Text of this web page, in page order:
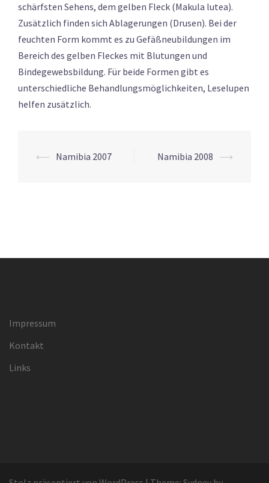
schärfsten Sehens, dem gelben Fleck (Makula lutea).
Zusätzlich finden sich Ablagerungen (Drusen). Bei der
feuchten Form kommt es zu Gefäßneubildungen im
Bereich des gelben Fleckes mit Blutungen und
Bindegewebsbildung. Für beide Formen gibt es
unterschiedliche Behandlungsmöglichkeiten, Leselupen
helfen zusätzlich.
Beitrags-
⟵ Namibia 2007 Namibia 2008 ⟶
Impressum
Kontakt
Links